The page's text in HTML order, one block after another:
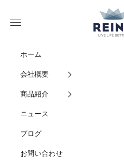
REINA
メニュー
ホーム
会社概要
商品紹介
ニュース
ブログ
お問い合わせ